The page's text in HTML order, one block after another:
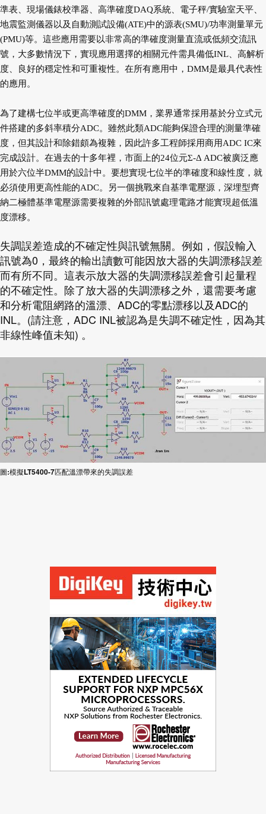
準表、現場儀錶校準器、高準確度DAQ系統、電子秤/實驗室天平、
地震監測儀器以及自動測試設備(ATE)中的源表(SMU)/功率測量單元
(PMU)等。這些應用需要以非常高的準確度測量直流或低頻交流訊
號，大多數情況下，實現應用選擇的相關元件需具備低INL、高解析
度、良好的穩定性和可重複性。在所有應用中，DMM是最具代表性
的應用。
為了建構七位半或更高準確度的DMM， 業界通常採用基於分立式元
件搭建的多斜率積分ADC。雖然此類ADC能夠保證合理的測量準確
度，但其設計和除錯頗為複雜，因此許多工程師採用商用ADC IC來
完成設計。在過去的十多年裡，市面上的24位元Σ-Δ ADC被廣泛應
用於六位半DMM的設計中。要想實現七位半的準確度和線性度，就
必須使用更高性能的ADC。另一個挑戰來自基準電壓源，深埋型齊
納二極體基準電壓源需要複雜的外部訊號處理電路才能實現超低溫
度漂移。
失調誤差造成的不確定性與訊號無關。例如，假設輸入
訊號為0 ，最終的輸出讀數可能因放大器的失調漂移誤差
而有所不同。這表示放大器的失調漂移誤差會引起量程
的不確定性。除了放大器的失調漂移之外，還需要考慮
和分析電阻網路的溫漂、 ADC的零點漂移以及ADC的
INL。 (請注意， ADC INL被認為是失調不確定性，因為其
非線性峰值未知) 。
圖:模擬LT5400-7匹配溫漂帶來的失調誤差